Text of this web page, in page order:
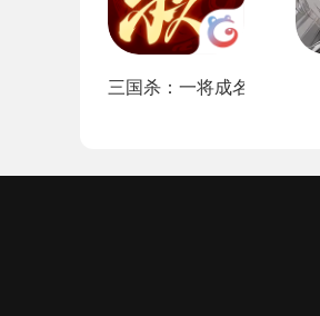
三国杀：一将成名